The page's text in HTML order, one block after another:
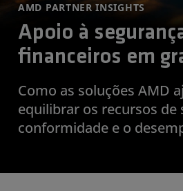
AMD PARTNER INSIGHTS
Apoio à
financeiros em
Como as soluções AMD
equilibrar os recursos de
conformidade e o